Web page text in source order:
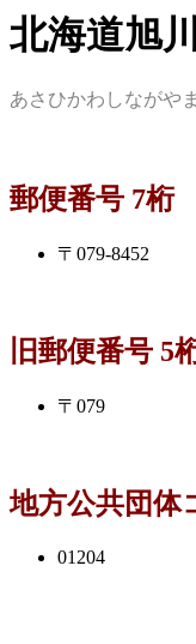
北海道旭
あさひかわしながや
郵便番号 7桁
〒079-8452
旧郵便番号 5
〒079
地方公共団体
01204